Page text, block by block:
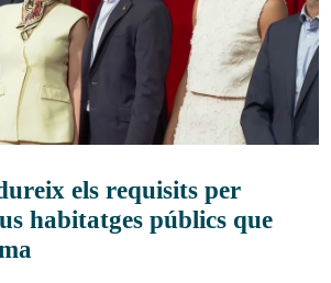
els requisits per
habitatges públics que